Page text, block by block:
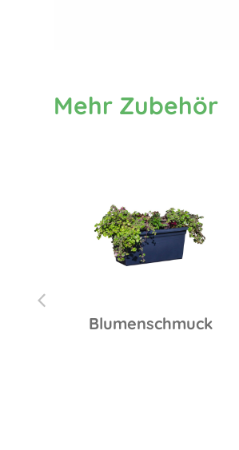
Mehr Zubehör
Blumenschmuck